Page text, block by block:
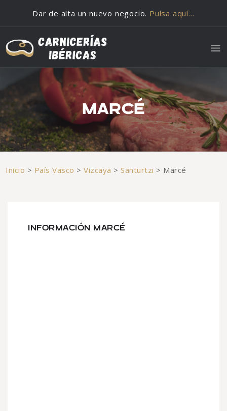
Dar de alta un nuevo negocio. Pulsa aquí…
MARCÉ
Inicio > País Vasco >Vizcaya >Santurtzi > Marcé
INFORMACIÓN MARCÉ